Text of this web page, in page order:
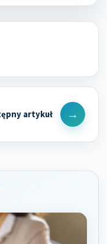
Next
Post